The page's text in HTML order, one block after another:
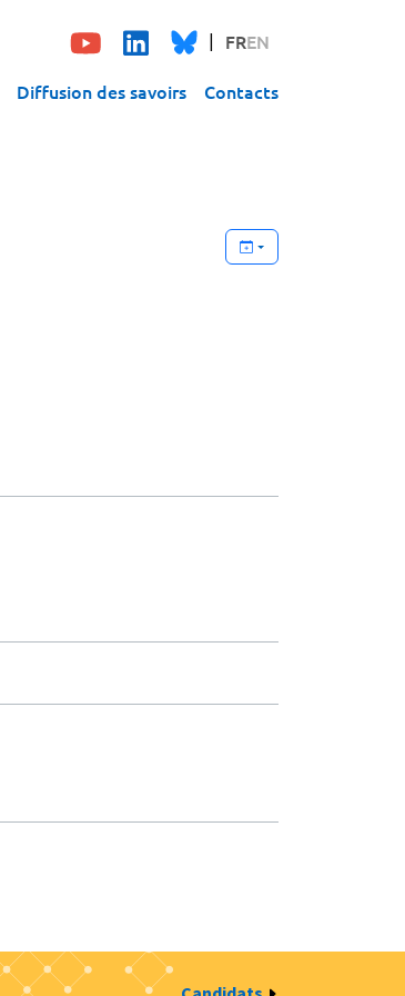
FREN
Diffusion des savoirs Contacts